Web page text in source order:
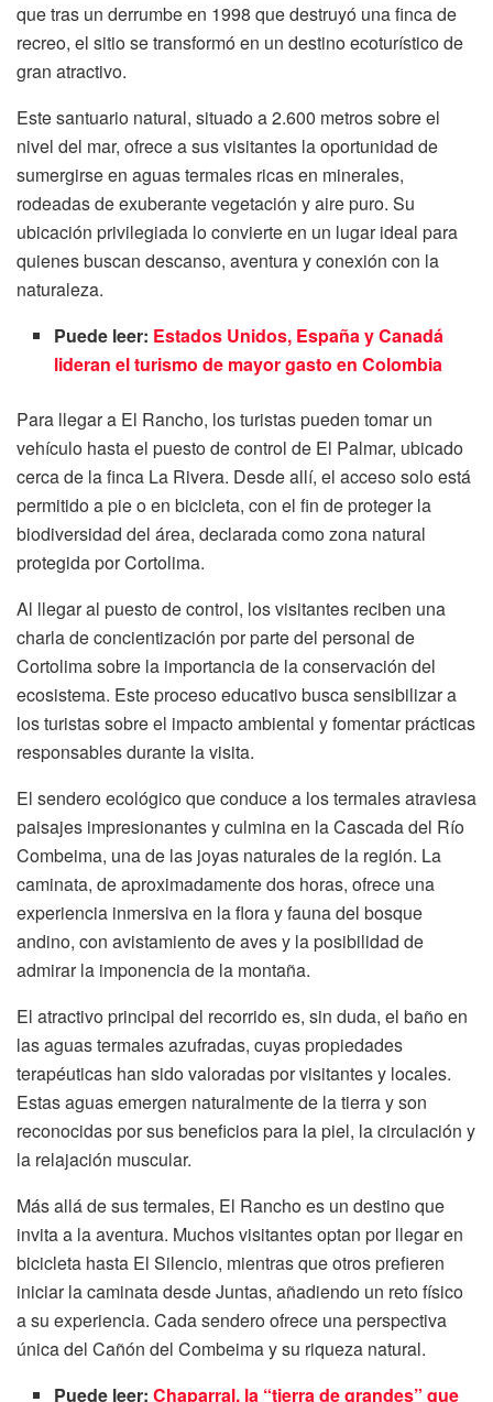
que tras un derrumbe en 1998 que destruyó una finca de
recreo, el sitio se transformó en un destino ecoturístico de
gran atractivo.
Este santuario natural, situado a 2.600 metros sobre el
nivel del mar, ofrece a sus visitantes la oportunidad de
sumergirse en aguas termales ricas en minerales,
rodeadas de exuberante vegetación y aire puro. Su
ubicación privilegiada lo convierte en un lugar ideal para
quienes buscan descanso, aventura y conexión con la
naturaleza.
Puede leer: Estados Unidos, España y Canadá
lideran el turismo de mayor gasto en Colombia
Para llegar a El Rancho, los turistas pueden tomar un
vehículo hasta el puesto de control de El Palmar, ubicado
cerca de la finca La Rivera. Desde allí, el acceso solo está
permitido a pie o en bicicleta, con el fin de proteger la
biodiversidad del área, declarada como zona natural
protegida por Cortolima.
Al llegar al puesto de control, los visitantes reciben una
charla de concientización por parte del personal de
Cortolima sobre la importancia de la conservación del
ecosistema. Este proceso educativo busca sensibilizar a
los turistas sobre el impacto ambiental y fomentar prácticas
responsables durante la visita.
El sendero ecológico que conduce a los termales atraviesa
paisajes impresionantes y culmina en la Cascada del Río
Combeima, una de las joyas naturales de la región. La
caminata, de aproximadamente dos horas, ofrece una
experiencia inmersiva en la flora y fauna del bosque
andino, con avistamiento de aves y la posibilidad de
admirar la imponencia de la montaña.
El atractivo principal del recorrido es, sin duda, el baño en
las aguas termales azufradas, cuyas propiedades
terapéuticas han sido valoradas por visitantes y locales.
Estas aguas emergen naturalmente de la tierra y son
reconocidas por sus beneficios para la piel, la circulación y
la relajación muscular.
Más allá de sus termales, El Rancho es un destino que
invita a la aventura. Muchos visitantes optan por llegar en
bicicleta hasta El Silencio, mientras que otros prefieren
iniciar la caminata desde Juntas, añadiendo un reto físico
a su experiencia. Cada sendero ofrece una perspectiva
única del Cañón del Combeima y su riqueza natural.
Puede leer:Chaparral, la “tierra de grandes” que